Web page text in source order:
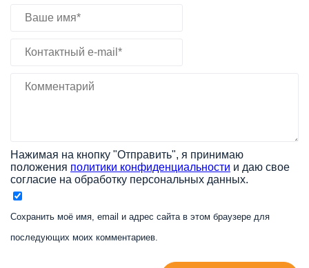
Нажимая на кнопку "Отправить", я принимаю
положения политики конфиденциальности и даю свое
согласие на обработку персональных данных.
Сохранить моё имя, email и адрес сайта в этом браузере для
последующих моих комментариев.